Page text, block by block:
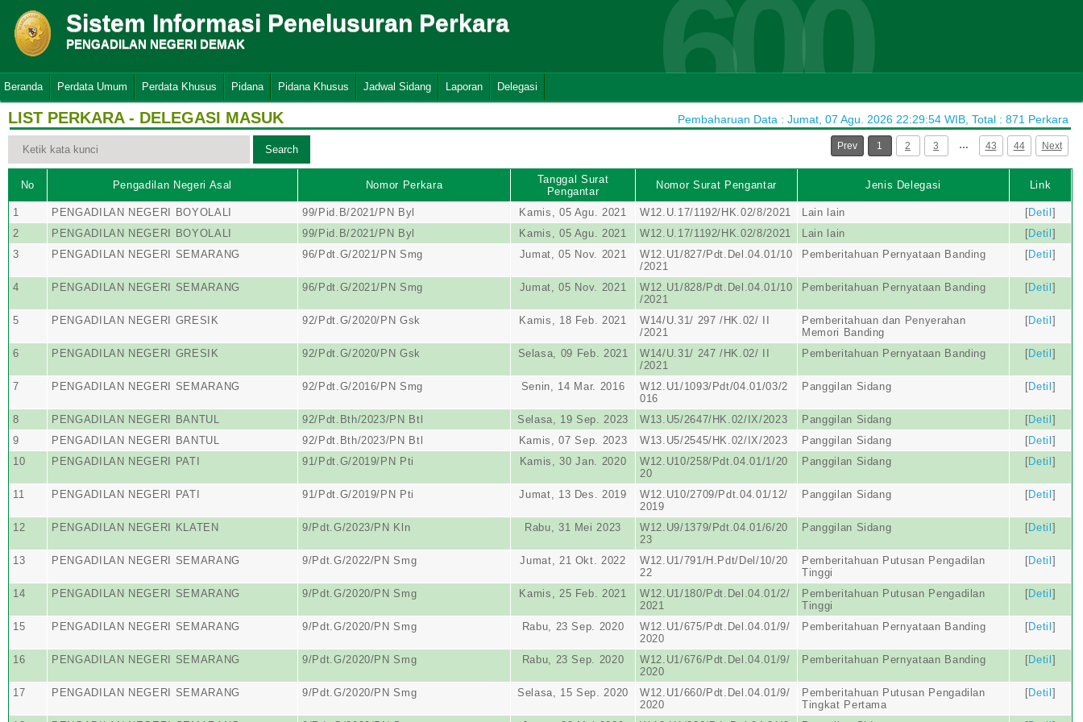
Sistem Informasi Penelusuran Perkara
PENGADILAN NEGERI DEMAK 600
Beranda Perdata Umum Perdata Khusus Pidana Pidana Khusus Jadwal Sidang Laporan Delegasi
LIST PERKARA - DELEGASI MASUK Pembaharuan Data : Jumat, 07 Agu. 2026 22:29:54 WIB, Total : 871 Perkara
Prev 1 2 3 … 43 44 Next
No Pengadilan Negeri Asal Nomor Perkara
Tanggal Surat
Pengantar
Nomor Surat Pengantar Jenis Delegasi Link
1 PENGADILAN NEGERI BOYOLALI 99/Pid.B/2021/PN Byl Kamis, 05 Agu. 2021 W12.U.17/1192/HK.02/8/2021 Lain lain [Detil ]
2
PENGADILAN NEGERI BOYOLALI 99/Pid.B/2021/PN Byl Kamis, 05 Agu. 2021 W12.U.17/1192/HK.02/8/2021 Lain lain [Detil ]
3
PENGADILAN NEGERI SEMARANG 96/Pdt.G/2021/PN Smg Jumat, 05 Nov. 2021
W12.U1/827/Pdt.Del.04.01/10
/2021
Pemberitahuan Pernyataan Banding [Detil ]
4 PENGADILAN NEGERI SEMARANG 96/Pdt.G/2021/PN Smg Jumat, 05 Nov. 2021
W12.U1/828/Pdt.Del.04.01/10
/2021
Pemberitahuan Pernyataan Banding [Detil ]
5 PENGADILAN NEGERI GRESIK 92/Pdt.G/2020/PN Gsk Kamis, 18 Feb. 2021
W14/U.31/ 297 /HK.02/ II
/2021
Pemberitahuan dan Penyerahan
Memori Banding
[Detil ]
6 PENGADILAN NEGERI GRESIK 92/Pdt.G/2020/PN Gsk Selasa, 09 Feb. 2021
W14/U.31/ 247 /HK.02/ II
/2021
Pemberitahuan Pernyataan Banding [Detil ]
7 PENGADILAN NEGERI SEMARANG 92/Pdt.G/2016/PN Smg Senin, 14 Mar. 2016
W12.U1/1093/Pdt/04.01/03/2
016
Panggilan Sidang [Detil ]
8 PENGADILAN NEGERI BANTUL 92/Pdt.Bth/2023/PN Btl Selasa, 19 Sep. 2023 W13.U5/2647/HK.02/IX/2023 Panggilan Sidang [Detil ]
9
PENGADILAN NEGERI BANTUL 92/Pdt.Bth/2023/PN Btl Kamis, 07 Sep. 2023 W13.U5/2545/HK.02/IX/2023 Panggilan Sidang [Detil ]
10
PENGADILAN NEGERI PATI 91/Pdt.G/2019/PN Pti Kamis, 30 Jan. 2020
W12.U10/258/Pdt.04.01/1/20
20
Panggilan Sidang [Detil ]
11 PENGADILAN NEGERI PATI 91/Pdt.G/2019/PN Pti Jumat, 13 Des. 2019
W12.U10/2709/Pdt.04.01/12/
2019
Panggilan Sidang [Detil ]
12 PENGADILAN NEGERI KLATEN 9/Pdt.G/2023/PN Kln Rabu, 31 Mei 2023
W12.U9/1379/Pdt.04.01/6/20
23
Panggilan Sidang [Detil ]
13 PENGADILAN NEGERI SEMARANG 9/Pdt.G/2022/PN Smg Jumat, 21 Okt. 2022
W12.U1/791/H.Pdt/Del/10/20
22
Pemberitahuan Putusan Pengadilan
Tinggi
[Detil ]
14 PENGADILAN NEGERI SEMARANG 9/Pdt.G/2020/PN Smg Kamis, 25 Feb. 2021
W12.U1/180/Pdt.Del.04.01/2/
2021
Pemberitahuan Putusan Pengadilan
Tinggi
[Detil ]
15 PENGADILAN NEGERI SEMARANG 9/Pdt.G/2020/PN Smg Rabu, 23 Sep. 2020
W12.U1/675/Pdt.Del.04.01/9/
2020
Pemberitahuan Pernyataan Banding [Detil ]
16 PENGADILAN NEGERI SEMARANG 9/Pdt.G/2020/PN Smg Rabu, 23 Sep. 2020
W12.U1/676/Pdt.Del.04.01/9/
2020
Pemberitahuan Pernyataan Banding [Detil ]
17 PENGADILAN NEGERI SEMARANG 9/Pdt.G/2020/PN Smg Selasa, 15 Sep. 2020
W12.U1/660/Pdt.Del.04.01/9/
2020
Pemberitahuan Putusan Pengadilan
Tingkat Pertama
[Detil ]